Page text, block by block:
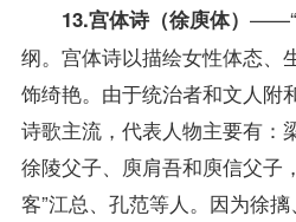
13.宫体诗（徐庾体） ——“
纲。宫体诗以描绘女性体态、
饰绮艳。由于统治者和文人附
诗歌主流，代表人物主要有：
徐陵父子、庾肩吾和庾信父子
客”江总、孔范等人。因为徐摛